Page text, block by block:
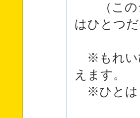
（このシ
はひとつ
※もれい
えます。
※ひとは